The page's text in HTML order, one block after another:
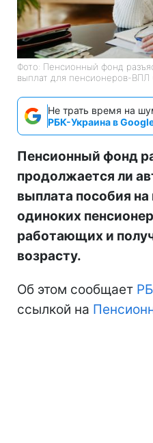
Фото: Пенсионный фонд
выплат для пенсионеров-ВПЛ
Не трать время на
РБК-Украина в
Пенсионный фонд
продолжается ли
выплата пособия
одиноких
работающих и
возрасту.
Об этом сообщает
ссылкой на